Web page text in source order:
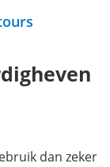
dan zeker